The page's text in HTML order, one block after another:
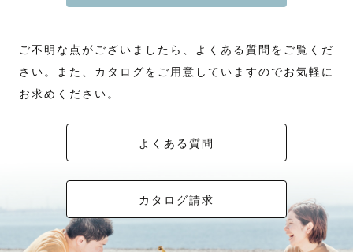
ご不明な点がございましたら、よくある質問をご覧くだ
さい。また、カタログをご用意していますのでお気軽に
お求めください。
よくある質問
カタログ請求